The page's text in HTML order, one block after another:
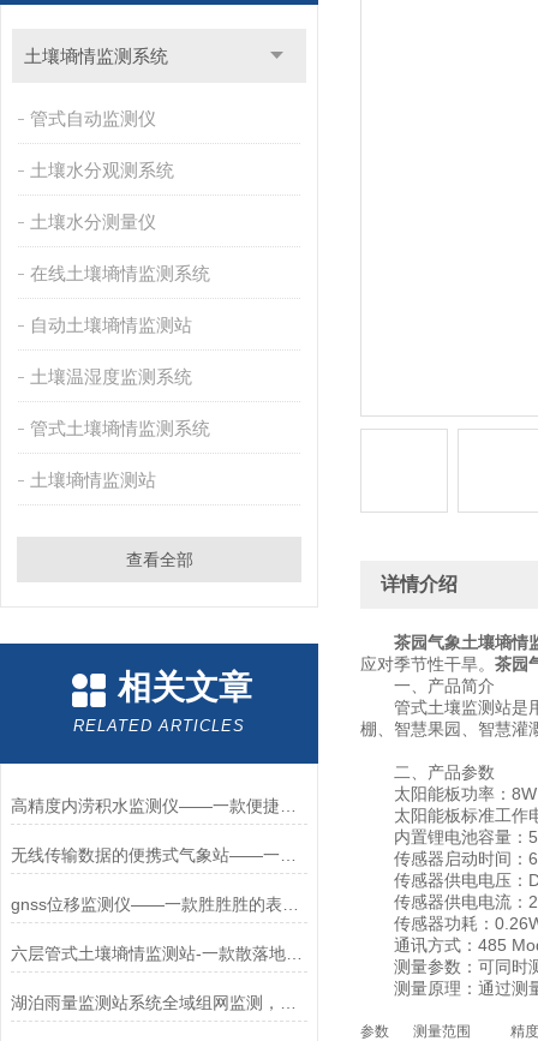
土壤墒情监测系统
管式自动监测仪
土壤水分观测系统
土壤水分测量仪
在线土壤墒情监测系统
自动土壤墒情监测站
土壤温湿度监测系统
管式土壤墒情监测系统
土壤墒情监测站
查看全部
相关文章
RELATED ARTICLES
无线传输数据的便携式气象站——一款好难忘记的微型气象站2024全+国+发+货
六层管式土壤墒情监测站-一款散落地的多点土壤水分监测系统2024全+国+发+货
详情介绍
茶园气象土壤墒情
应对季节性干旱。 茶园
一、产品简介
管式土壤监测站是用
棚、智慧果园、智慧灌
二、产品参数
太阳能板功率：8W
太阳能板标准工作
内置锂电池容量：
传感器启动时间：
传感器供电电压：
传感器供电电流：
传感器功耗：
通讯方式：485
测量参数：可同时测
测量原理：通过测量
参数 测量范围
精度